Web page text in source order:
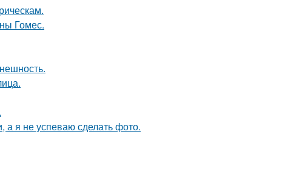
Гомес.
а я не успеваю сделать фото.